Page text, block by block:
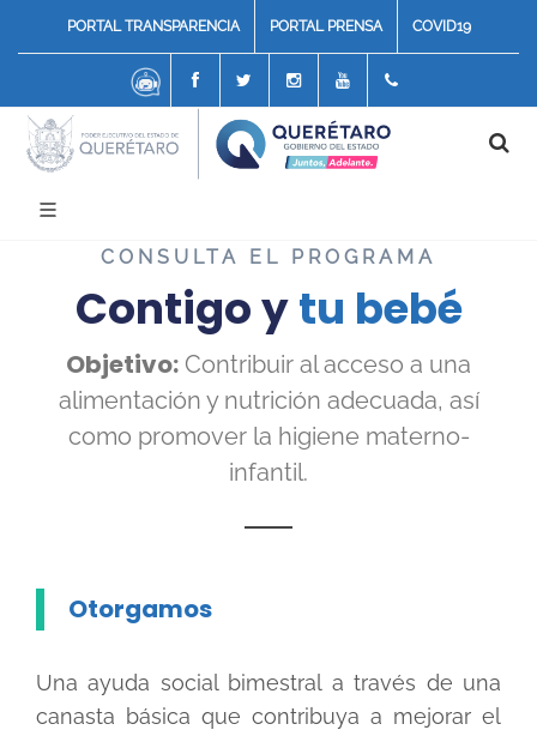
PORTAL TRANSPARENCIA PORTAL PRENSA COVID19
Chatbot FacebookTwitter InstagramYoutube
CONSULTA EL PROGRAMA
Contigo ytu bebé
Objetivo: Contribuir al acceso a una
alimentación y nutrición adecuada, así
como promover la higiene materno-
infantil.
Otorgamos
Una ayuda social bimestral a través de una
canasta básica que contribuya a mejorar el